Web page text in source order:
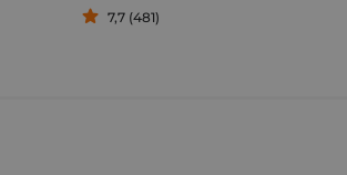
7,7 (481)